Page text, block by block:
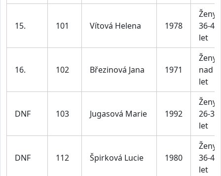
15. 101 Vítová Helena 1978
Ženy
36-45
let
16. 102 Březinová Jana 1971
Ženy
nad
let
DNF 103 Jugasová Marie 1992
Ženy
26-35
let
DNF 112 Špirková Lucie 1980
Ženy
36-45
let